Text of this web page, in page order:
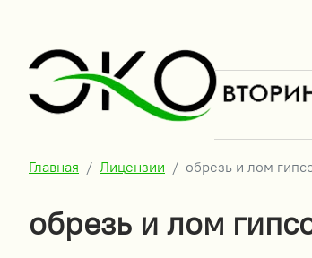
Главная Лицензии обрезь и лом
обрезь и лом